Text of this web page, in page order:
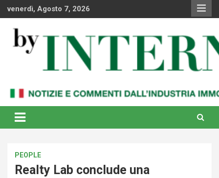
venerdì, Agosto 7, 2026
By Internews
internazionale
PEOPLE
Realty Lab conclude una